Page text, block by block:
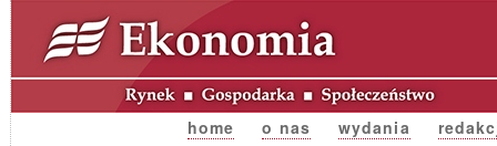
home o nas wydania